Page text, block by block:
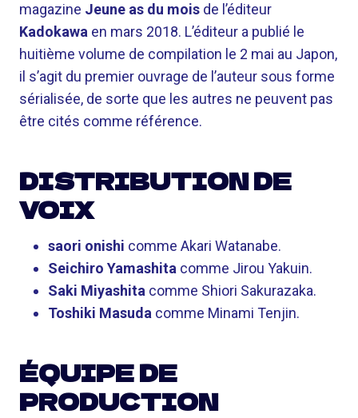
magazine Jeune as du mois de l’éditeur
Kadokawa en mars 2018. L’éditeur a publié le
huitième volume de compilation le 2 mai au Japon,
il s’agit du premier ouvrage de l’auteur sous forme
sérialisée, de sorte que les autres ne peuvent pas
être cités comme référence.
DISTRIBUTION DE
VOIX
saori onishi comme Akari Watanabe.
Seichiro Yamashita comme Jirou Yakuin.
Saki Miyashita comme Shiori Sakurazaka.
Toshiki Masuda comme Minami Tenjin.
ÉQUIPE DE
PRODUCTION